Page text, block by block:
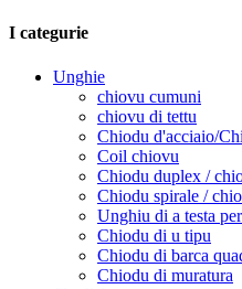
I categurie
Unghie
chiovu cumuni
chiovu di tettu
Chiodu d'acciaio/
Coil chiovu
Chiodu duplex /
Chiodu spirale /
Unghiu di a testa
Chiodu di u tipu
Chiodu di barca
Chiodu di muratura